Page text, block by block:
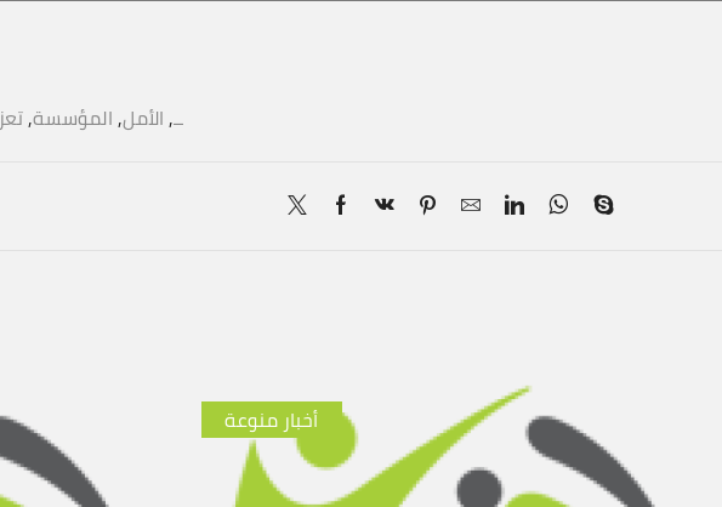
ــ,الأمل,المؤسسة,تعز
أخبار منوعة